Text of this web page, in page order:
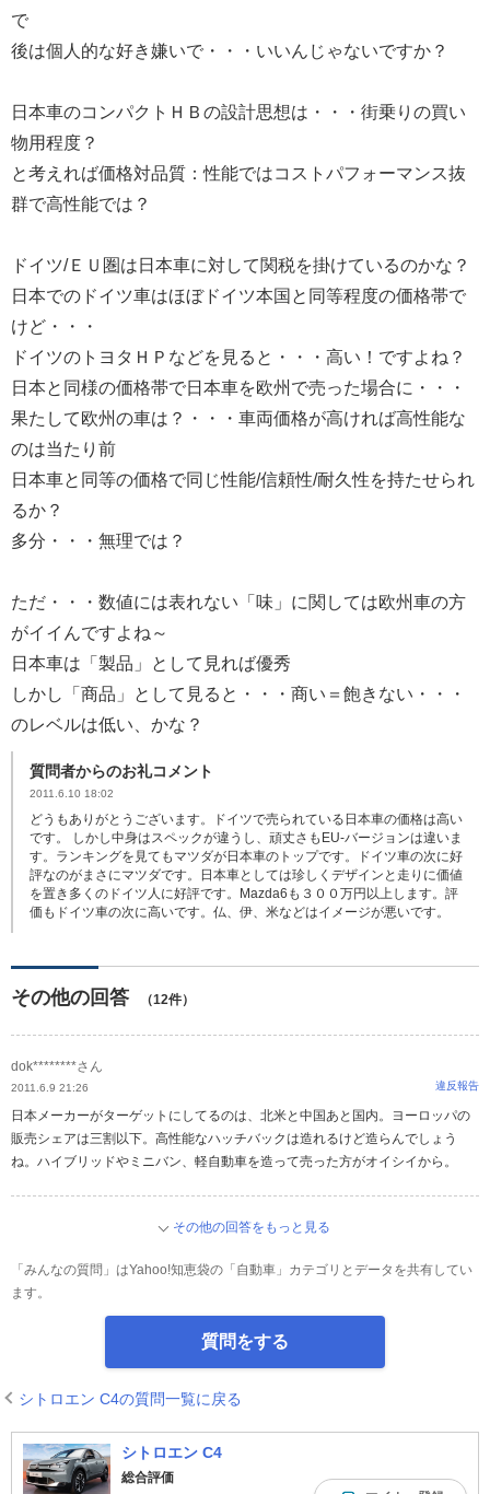
で
後は個人的な好き嫌いで・・・いいんじゃないですか？
日本車のコンパクトＨＢの設計思想は・・・街乗りの買い
物用程度？
と考えれば価格対品質：性能ではコストパフォーマンス抜
群で高性能では？
ドイツ/ＥＵ圏は日本車に対して関税を掛けているのかな？
日本でのドイツ車はほぼドイツ本国と同等程度の価格帯で
けど・・・
ドイツのトヨタＨＰなどを見ると・・・高い！ですよね？
日本と同様の価格帯で日本車を欧州で売った場合に・・・
果たして欧州の車は？・・・車両価格が高ければ高性能な
のは当たり前
日本車と同等の価格で同じ性能/信頼性/耐久性を持たせられ
るか？
多分・・・無理では？
ただ・・・数値には表れない「味」に関しては欧州車の方
がイイんですよね～
日本車は「製品」として見れば優秀
しかし「商品」として見ると・・・商い＝飽きない・・・
のレベルは低い、かな？
質問者からのお礼コメント
2011.6.10 18:02
どうもありがとうございます。ドイツで売られている日本車の価格は高い
です。 しかし中身はスペックが違うし、頑丈さもEU-バージョンは違いま
す。ランキングを見てもマツダが日本車のトップです。ドイツ車の次に好
評なのがまさにマツダです。日本車としては珍しくデザインと走りに価値
を置き多くのドイツ人に好評です。Mazda6も３００万円以上します。評
価もドイツ車の次に高いです。仏、伊、米などはイメージが悪いです。
その他の回答 （12件）
dok********さん
2011.6.9 21:26 違反報告
日本メーカーがターゲットにしてるのは、北米と中国あと国内。ヨーロッパの
販売シェアは三割以下。高性能なハッチバックは造れるけど造らんでしょう
ね。ハイブリッドやミニバン、軽自動車を造って売った方がオイシイから。
その他の回答をもっと見る
「みんなの質問」はYahoo!知恵袋の「自動車」カテゴリとデータを共有してい
ます。
質問をする
シトロエン C4の質問一覧に戻る
シトロエン C4
総合評価